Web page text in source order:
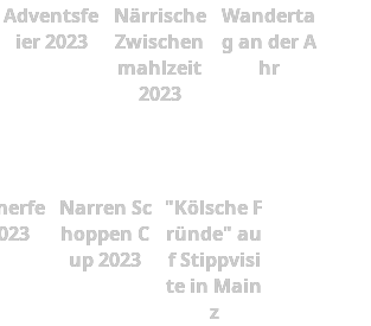
Adventsfe
ier 2023
Närrische
Zwischen
mahlzeit
2023
Wanderta
g an der A
hr
Narren Sc
hoppen C
up 2023
"Kölsche F
ründe" au
f Stippvisi
te in Main
z